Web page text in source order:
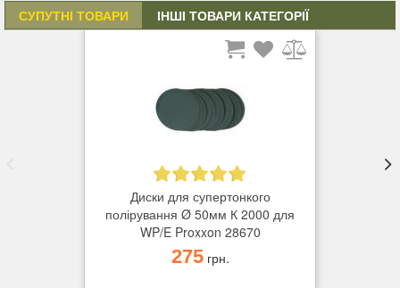
СУПУТНІ ТОВАРИ ІНШІ ТОВАРИ КАТЕГОРІЇ
Диски для супертонкого
полірування Ø 50мм К 2000 для
WP/E Proxxon 28670
275грн.